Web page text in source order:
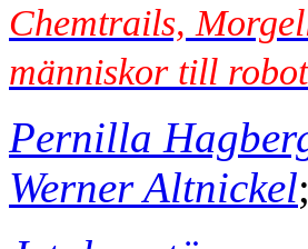
Chemtrails,
människor till
Pernilla
Werner Altnickel;